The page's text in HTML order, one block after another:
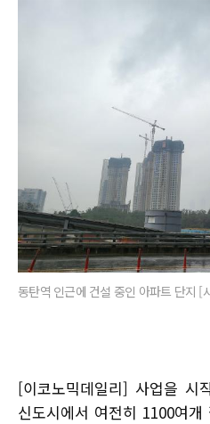
동탄역 인근에 건설 중인 아파트 단지 [
[이코노믹데일리] 사업을 시
신도시에서 여전히 1100여